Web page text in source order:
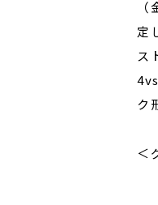
定
ス
ク
＜